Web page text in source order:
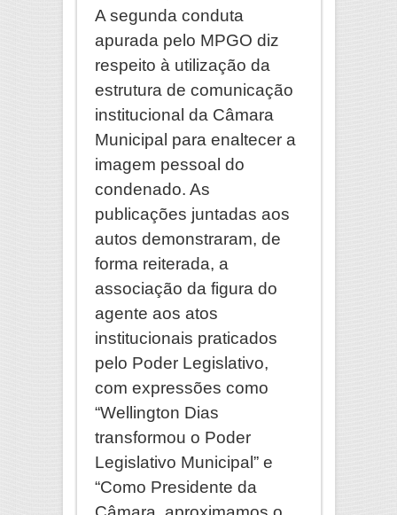
A segunda conduta
apurada pelo MPGO diz
respeito à utilização da
estrutura de comunicação
institucional da Câmara
Municipal para enaltecer a
imagem pessoal do
condenado. As
publicações juntadas aos
autos demonstraram, de
forma reiterada, a
associação da figura do
agente aos atos
institucionais praticados
pelo Poder Legislativo,
com expressões como
“Wellington Dias
transformou o Poder
Legislativo Municipal” e
“Como Presidente da